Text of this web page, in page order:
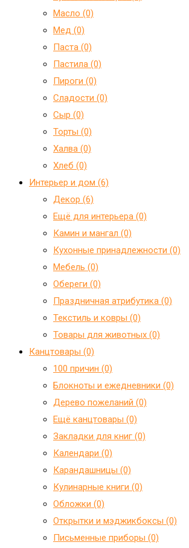
Масло (0)
Мед (0)
Паста (0)
Пастила (0)
Пироги (0)
Сладости (0)
Сыр (0)
Торты (0)
Халва (0)
Хлеб (0)
Интерьер и дом (6)
Декор (6)
Ещё для интерьера (0)
Камин и мангал (0)
Кухонные принадлежности (0)
Мебель (0)
Обереги (0)
Праздничная атрибутика (0)
Текстиль и ковры (0)
Товары для животных (0)
Канцтовары (0)
100 причин (0)
Блокноты и ежедневники (0)
Дерево пожеланий (0)
Ещё канцтовары (0)
Закладки для книг (0)
Календари (0)
Карандашницы (0)
Кулинарные книги (0)
Обложки (0)
Открытки и мэджикбоксы (0)
Письменные приборы (0)